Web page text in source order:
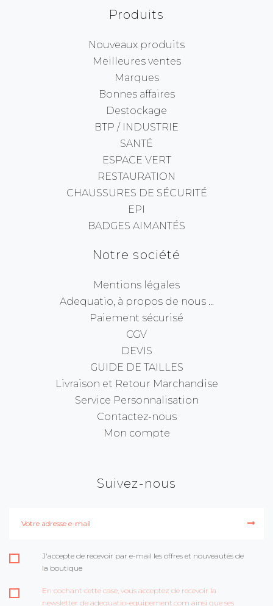
Produits
Nouveaux produits
Meilleures ventes
Marques
Bonnes affaires
Destockage
BTP / INDUSTRIE
SANTÉ
ESPACE VERT
RESTAURATION
CHAUSSURES DE SÉCURITÉ
EPI
BADGES AIMANTÉS
Notre société
Mentions légales
Adequatio, à propos de nous ...
Paiement sécurisé
CGV
DEVIS
GUIDE DE TAILLES
Livraison et Retour Marchandise
Service Personnalisation
Contactez-nous
Mon compte
Suivez-nous
J'accepte de recevoir par e-mail les offres et nouveautés de
la boutique
En cochant cette case, vous acceptez de recevoir la
newsletter de adequatio-equipement.com ainsi que ses